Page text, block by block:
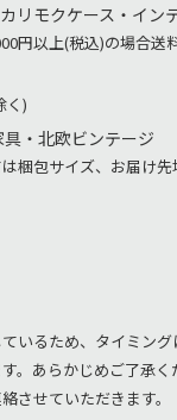
リモクケース・イン
円以上(税込)の場合送
く)
・北欧ビンテージ
梱包サイズ、お届け
いるため、タイミン
。あらかじめご了承
させていただきます。